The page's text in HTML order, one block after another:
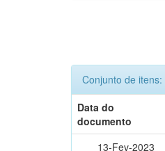
Conjunto de itens:
Data do
documento
13-Fev-2023